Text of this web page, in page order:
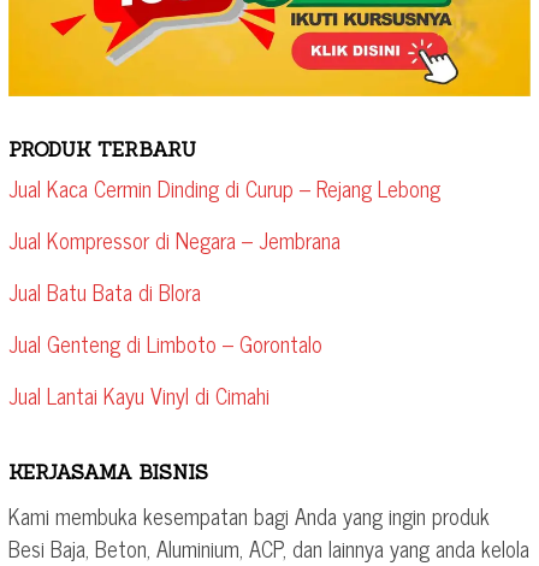
PRODUK TERBARU
Jual Kaca Cermin Dinding di Curup – Rejang Lebong
Jual Kompressor di Negara – Jembrana
Jual Batu Bata di Blora
Jual Genteng di Limboto – Gorontalo
Jual Lantai Kayu Vinyl di Cimahi
KERJASAMA BISNIS
Kami membuka kesempatan bagi Anda yang ingin produk
Besi Baja, Beton, Aluminium, ACP, dan lainnya yang anda kelola